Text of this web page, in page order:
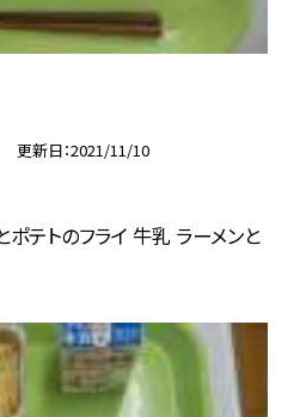
更新日 2021/11/10
ポテトのフライ 牛乳 ラーメンと